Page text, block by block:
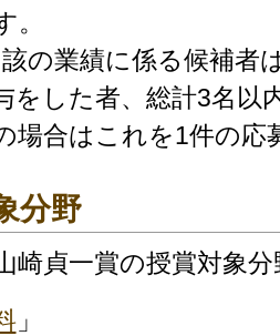
。
の業績に係る候補者
をした者、総計3名以
場合はこれを1件の応
分野
崎貞一賞の授賞対象
」